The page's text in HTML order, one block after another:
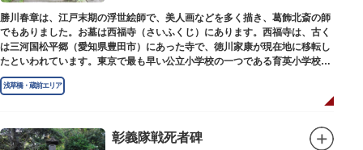
勝川春章は、江戸末期の浮世絵師で、美人画などを多く描き、葛飾北斎の師
でもありました。お墓は西福寺（さいふくじ）にあります。西福寺は、古く
は三河国松平郷（愛知県豊田市）にあった寺で、徳川家康が現在地に移転し
たといわれています。東京で最も早い公立小学校の一つである育英小学校の
発祥の地としても知られています。
浅草橋・蔵前エリア
彰義隊戦死者碑